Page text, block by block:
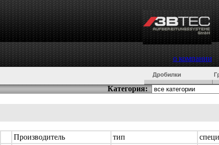
о компании
Категория:
Производитель
тип